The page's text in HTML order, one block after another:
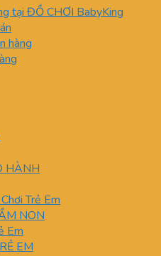
tại ĐỒ CHƠI BabyKing
hàng
HÀNH
Trẻ Em
NON
Em
EM